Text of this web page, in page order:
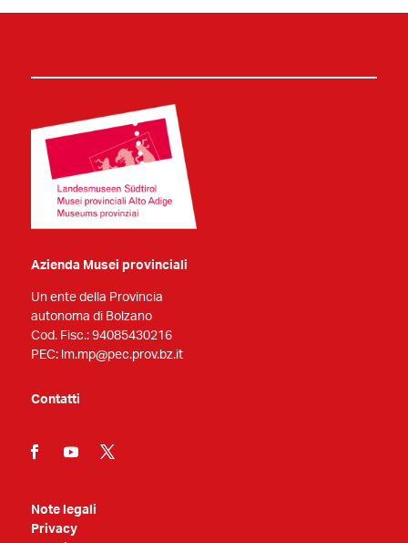
Azienda Musei provinciali
Un ente della Provincia
autonoma di Bolzano
Cod. Fisc.: 94085430216
PEC: lm.mp@pec.prov.bz.it
Contatti
Note legali
Privacy